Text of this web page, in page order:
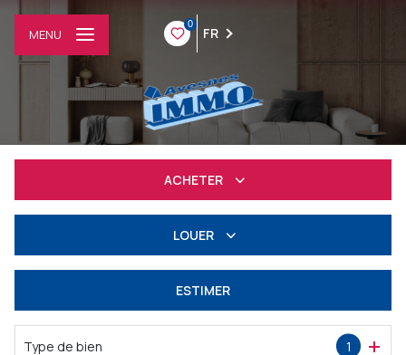
0
FR
MENU
ACHETER
Professionnel
LOUER
Professionnel
ESTIMER
Type de bien 1